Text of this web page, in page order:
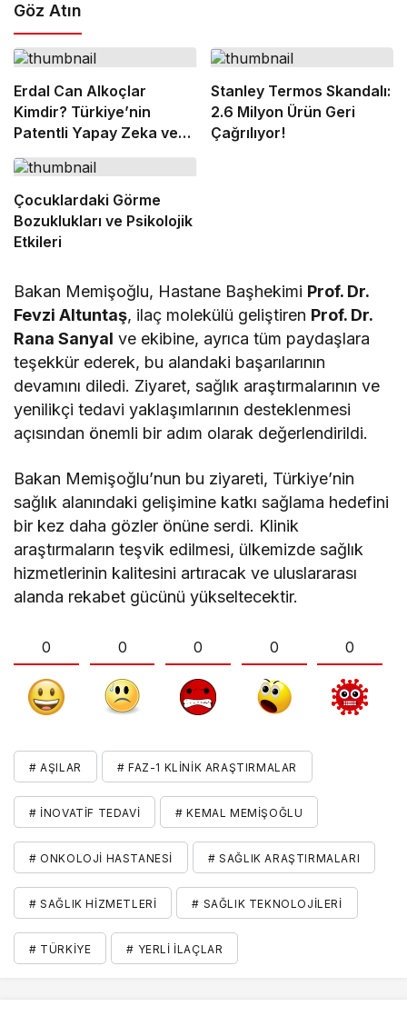
Göz Atın
Erdal Can Alkoçlar
Kimdir? Türkiye’nin
Patentli Yapay Zeka ve
Stanley Termos Skandalı:
2.6 Milyon Ürün Geri
Çağrılıyor!
Çocuklardaki Görme
Bozuklukları ve Psikolojik
Etkileri
Bakan Memişoğlu, Hastane Başhekimi Prof. Dr.
Fevzi Altuntaş, ilaç molekülü geliştiren Prof. Dr.
Rana Sanyal ve ekibine, ayrıca tüm paydaşlara
teşekkür ederek, bu alandaki başarılarının
devamını diledi. Ziyaret, sağlık araştırmalarının ve
yenilikçi tedavi yaklaşımlarının desteklenmesi
açısından önemli bir adım olarak değerlendirildi.
Bakan Memişoğlu’nun bu ziyareti, Türkiye’nin
sağlık alanındaki gelişimine katkı sağlama hedefini
bir kez daha gözler önüne serdi. Klinik
araştırmaların teşvik edilmesi, ülkemizde sağlık
hizmetlerinin kalitesini artıracak ve uluslararası
alanda rekabet gücünü yükseltecektir.
0 0 0 0 0
# AŞILAR # FAZ-1 KLINIK ARAŞTIRMALAR
# INOVATIF TEDAVI # KEMAL MEMIŞOĞLU
# ONKOLOJI HASTANESI # SAĞLIK ARAŞTIRMALARI
# SAĞLIK HIZMETLERI # SAĞLIK TEKNOLOJILERI
# TÜRKIYE # YERLI ILAÇLAR